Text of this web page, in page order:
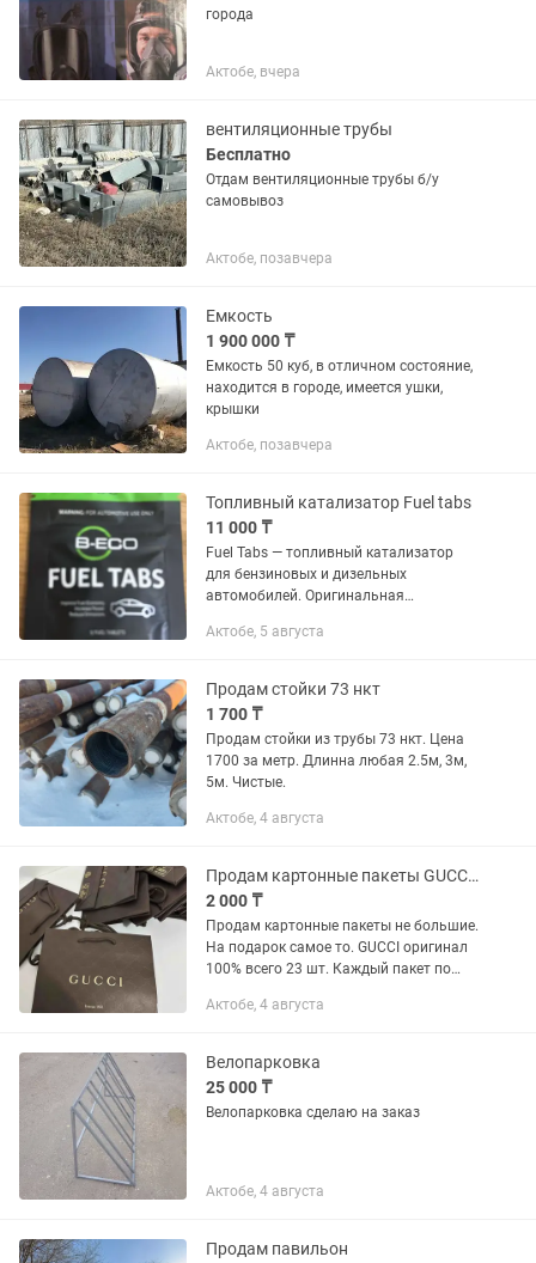
города
Актобе, вчера
вентиляционные трубы
Бесплатно
Отдам вентиляционные трубы б/у
самовывоз
Актобе, позавчера
Емкость
1 900 000 ₸
Емкость 50 куб, в отличном состояние,
находится в городе, имеется ушки,
крышки
Актобе, позавчера
Топливный катализатор Fuel tabs
11 000 ₸
Fuel Tabs — топливный катализатор
для бензиновых и дизельных
автомобилей. Оригинальная
использования с бензиновыми и
применении —...
Актобе, 5 августа
Продам стойки 73 нкт
1 700 ₸
Продам стойки из трубы 73 нкт. Цена
1700 за метр. Длинна любая 2.5м, 3м,
5м. Чистые.
Актобе, 4 августа
Продам картонные пакеты GUCCI Оригинал 100%
2 000 ₸
Продам картонные пакеты не большие.
На подарок самое то. GUCCI оригинал
100% всего 23 шт. Каждый пакет по
Новые не использованные.
Актобе, 4 августа
Велопарковка
25 000 ₸
Велопарковка сделаю на заказ
Актобе, 4 августа
Продам павильон